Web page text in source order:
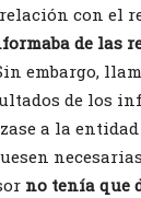
con el
de las
embargo,
de los
a la
no tenía que